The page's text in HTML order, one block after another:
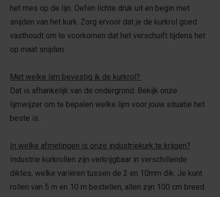
het mes op de lijn. Oefen lichte druk uit en begin met
snijden van het kurk. Zorg ervoor dat je de kurkrol goed
vasthoudt om te voorkomen dat het verschuift tijdens het
op maat snijden.
Met welke lijm bevestig ik de kurkrol?
Dat is afhankelijk van de ondergrond. Bekijk onze
lijmwijzer om te bepalen welke lijm voor jouw situatie het
beste is.
In welke afmetingen is onze industriekurk te krijgen?
Industrie kurkrollen zijn verkrijgbaar in verschillende
diktes, welke variëren tussen de 2 en 10mm dik. Je kunt
rollen van 5 m en 10 m bestellen, allen zijn 100 cm breed.